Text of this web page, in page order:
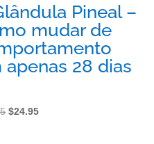
Pineal –
mudar de
apenas 28 dias
O
$24.95O